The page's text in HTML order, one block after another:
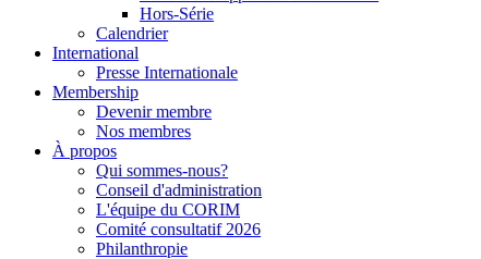
Hors-Série
Calendrier
International
Presse Internationale
Membership
Devenir membre
Nos membres
À propos
Qui sommes-nous?
Conseil d'administration
L'équipe du CORIM
Comité consultatif 2026
Philanthropie